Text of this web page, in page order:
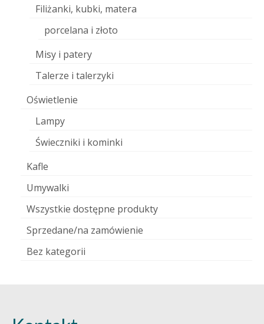
Filiżanki, kubki, matera
porcelana i złoto
Misy i patery
Talerze i talerzyki
Oświetlenie
Lampy
Świeczniki i kominki
Kafle
Umywalki
Wszystkie dostępne produkty
Sprzedane/na zamówienie
Bez kategorii